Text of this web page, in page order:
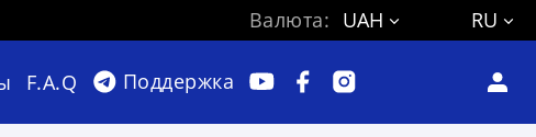
Валюта: UAH RU
F.A.Q Поддержка